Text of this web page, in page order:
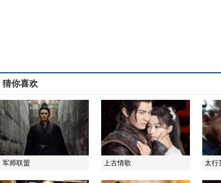
猜你喜欢
军师联盟 上古情歌 太行